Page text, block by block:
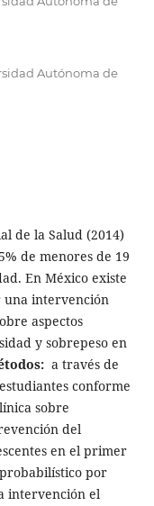
Autónoma de
de la Salud (2014)
de menores de 19
En México existe
una intervención
aspectos
y sobrepeso en
a través de
conforme
sobre
del
en el primer
por
intervención el